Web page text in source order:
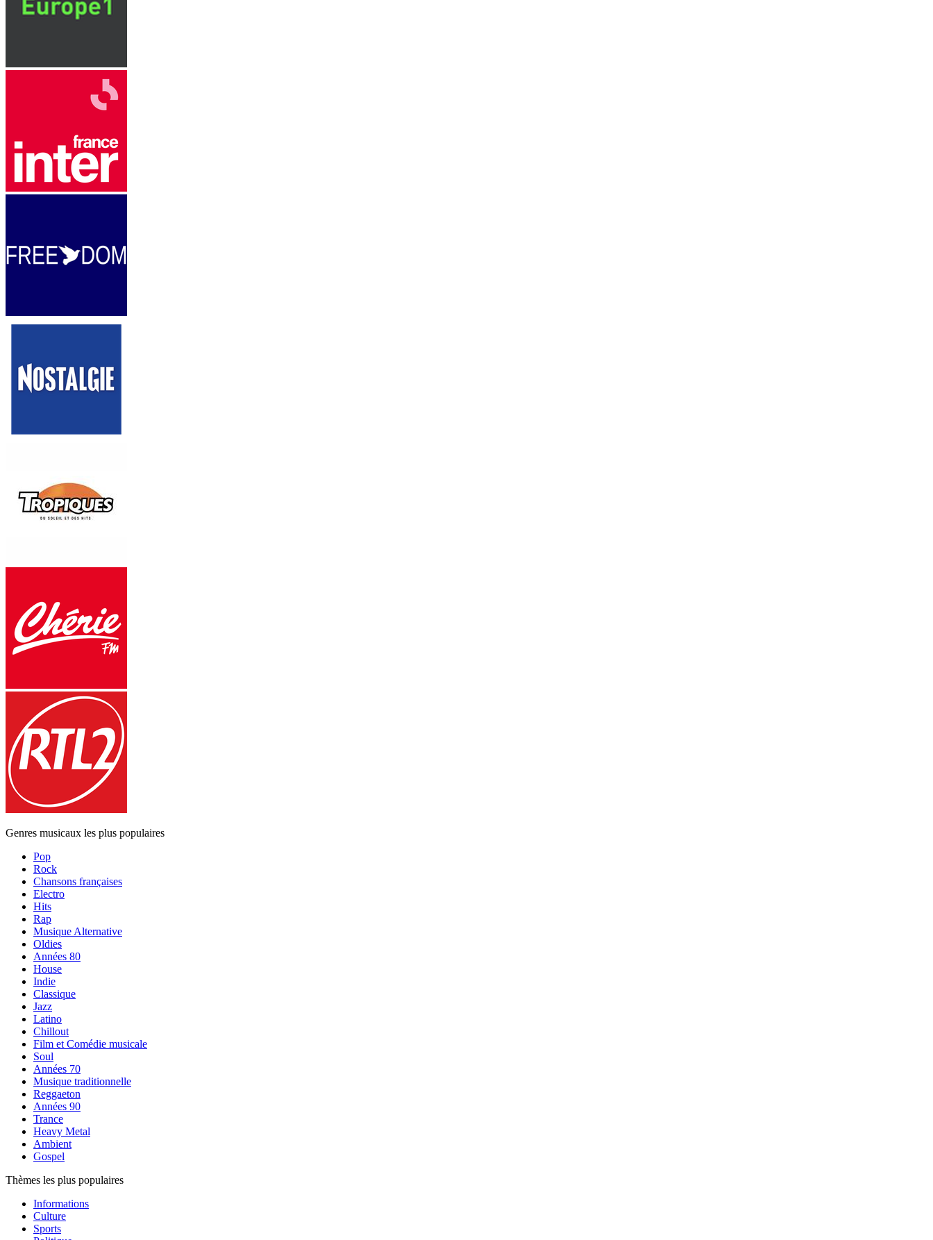
Genres musicaux les plus populaires
Pop
Rock
Chansons françaises
Electro
Hits
Rap
Musique Alternative
Oldies
Années 80
House
Indie
Classique
Jazz
Latino
Chillout
Film et Comédie musicale
Soul
Années 70
Musique traditionnelle
Reggaeton
Années 90
Trance
Heavy Metal
Ambient
Gospel
Thèmes les plus populaires
Informations
Culture
Sports